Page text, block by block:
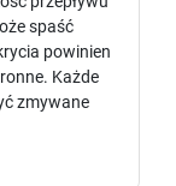
spaść
powinien
Każde
zmywane